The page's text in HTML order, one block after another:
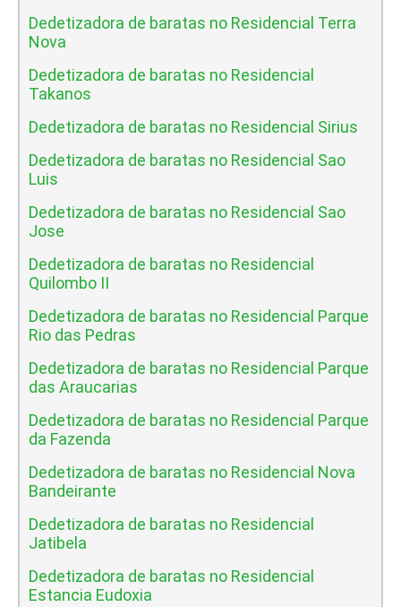
Dedetizadora de baratas no Residencial Terra
Nova
Dedetizadora de baratas no Residencial
Takanos
Dedetizadora de baratas no Residencial Sirius
Dedetizadora de baratas no Residencial Sao
Luis
Dedetizadora de baratas no Residencial Sao
Jose
Dedetizadora de baratas no Residencial
Quilombo II
Dedetizadora de baratas no Residencial Parque
Rio das Pedras
Dedetizadora de baratas no Residencial Parque
das Araucarias
Dedetizadora de baratas no Residencial Parque
da Fazenda
Dedetizadora de baratas no Residencial Nova
Bandeirante
Dedetizadora de baratas no Residencial
Jatibela
Dedetizadora de baratas no Residencial
Estancia Eudoxia